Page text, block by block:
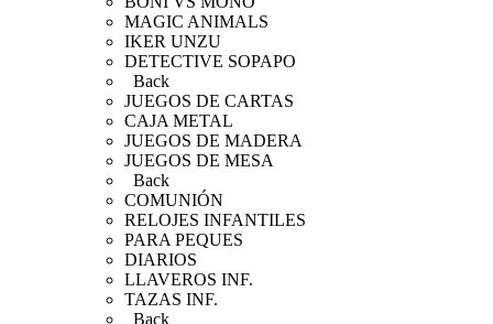
MAGIC ANIMALS
IKER UNZU
DETECTIVE SOPAPO
Back
JUEGOS DE CARTAS
CAJA METAL
JUEGOS DE MADERA
JUEGOS DE MESA
Back
COMUNIÓN
RELOJES INFANTILES
PARA PEQUES
DIARIOS
LLAVEROS INF.
TAZAS INF.
Back